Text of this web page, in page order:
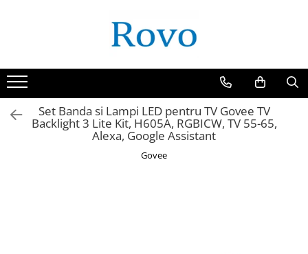
Set Banda si Lampi LED pentru TV Govee TV
Backlight 3 Lite Kit, H605A, RGBICW, TV 55-65,
Alexa, Google Assistant
Govee